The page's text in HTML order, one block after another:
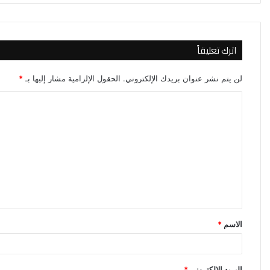
اترك تعليقاً
لن يتم نشر عنوان بريدك الإلكتروني. الحقول الإلزامية مشار إليها بـ *
ق
*
الاسم *